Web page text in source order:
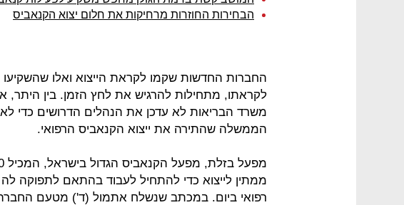
הבחירות החוזרות מרחיקות את חלום יצוא הקנאביס
החברות החדשות שקמו לקראת הייצוא ואלו
לקראתו, מתחילות להרגיש את לחץ הזמן. בין היתר,
משרד הבריאות לא עדכן את הנהלים הדרושים
הממשלה שהתירה את ייצוא הקנאביס הרפואי.
ממתין לייצוא כדי להתחיל לעבוד בהתאם לתפוקה לה
רפואי ביום. במכתב שנשלח אתמול (ד') מטעם החברה